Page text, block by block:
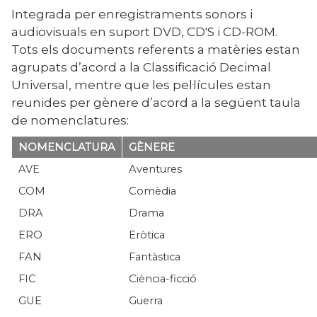
Integrada per enregistraments sonors i
audiovisuals en suport DVD, CD'S i CD-ROM.
Tots els documents referents a matèries estan
agrupats d’acord a la Classificació Decimal
Universal, mentre que les pel·lícules estan
reunides per gènere d’acord a la següent taula
de nomenclatures:
NOMENCLATURA
GÈNERE
AVE
Aventures
COM
Comèdia
DRA
Drama
ERO
Eròtica
FAN
Fantàstica
FIC
Ciència-ficció
GUE
Guerra